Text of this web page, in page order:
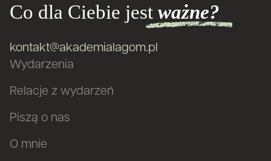
Co dla Ciebie jest ważne?
kontakt@akademialagom.pl
Wydarzenia
Relacje z wydarzeń
Piszą o nas
O mnie